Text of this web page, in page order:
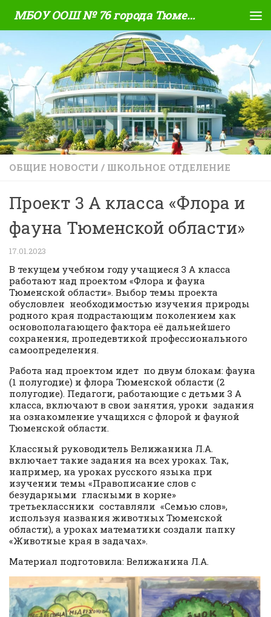
Skip to content МБОУ ООШ № 76 города Тюмени
ОБЩИЕ НОВОСТИ / ШКОЛЬНОЕ ОТДЕЛЕНИЕ
Проект 3 А класса «Флора и
фауна Тюменской области»
17.01.2023
В текущем учебном году учащиеся 3 А класса
работают над проектом «Флора и фауна
Тюменской области». Выбор темы проекта
обусловлен необходимостью изучения природы
родного края подрастающим поколением как
основополагающего фактора её дальнейшего
сохранения, пропедевтикой профессионального
самоопределения.
Работа над проектом идет по двум блокам: фауна
(1 полугодие) и флора Тюменской области (2
полугодие). Педагоги, работающие с детьми 3 А
класса, включают в свои занятия, уроки задания
на ознакомление учащихся с флорой и фауной
Тюменской области.
Классный руководитель Велижанина Л.А.
включает такие задания на всех уроках. Так,
например, на уроках русского языка при
изучении темы «Правописание слов с
безударными гласными в корне»
третьеклассники составляли «Семью слов»,
используя названия животных Тюменской
области), а уроках математики создали папку
«Животные края в задачах».
Материал подготовила: Велижанина Л.А.